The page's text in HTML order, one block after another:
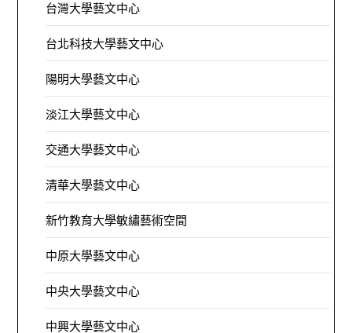
台灣大學藝文中心
台北科技大學藝文中心
陽明大學藝文中心
淡江大學藝文中心
交通大學藝文中心
清華大學藝文中心
新竹教育大學敏繡藝術空間
中原大學藝文中心
中央大學藝文中心
中興大學藝文中心